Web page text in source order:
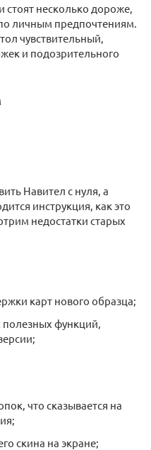
стоят несколько дороже,
личным предпочтениям.
чувствительный,
и подозрительного
Навител с нуля, а
инструкция, как это
недостатки старых
карт нового образца;
полезных функций,
что сказывается на
скина на экране;